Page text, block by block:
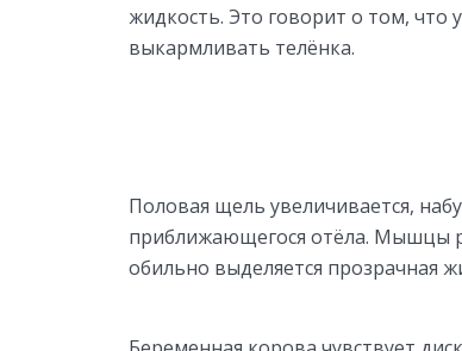
жидкость. Это говорит о том, что
выкармливать телёнка.
Половая щель увеличивается,
приближающегося отёла. Мышцы
обильно выделяется прозрачная